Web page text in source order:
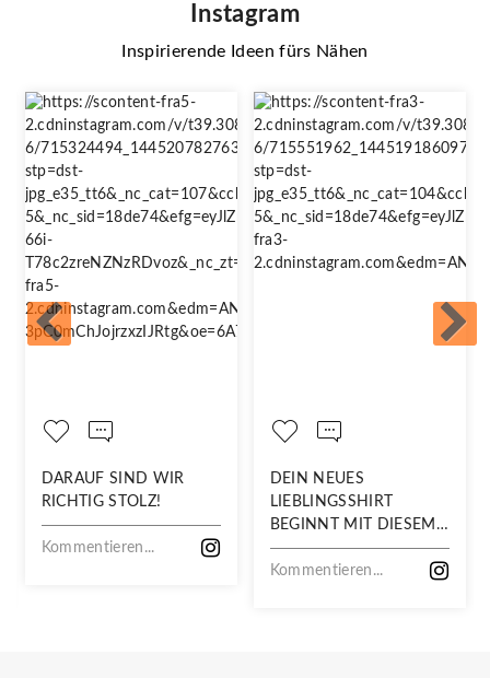
Instagram
Inspirierende Ideen fürs Nähen
DARAUF SIND WIR
RICHTIG STOLZ!
Kommentieren...
DEIN NEUES
LIEBLINGSSHIRT
BEGINNT MIT DIESEM
STOFF
Kommentieren...